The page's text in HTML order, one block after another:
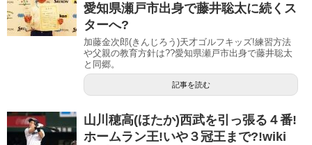
愛知県瀬戸市出身で藤井聡太に続くス
ターへ?
加藤金次郎(きんじろう)天才ゴルフキッズ!練習方法
や父親の教育方針は??愛知県瀬戸市出身で藤井聡太
と同郷。
記事を読む
山川穂高(ほたか)西武を引っ張る４番!
ホームラン王!いや３冠王まで?!wiki